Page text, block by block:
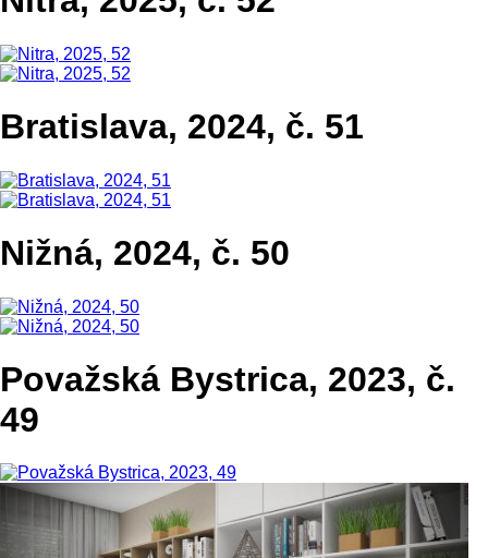
Bratislava, 2024, č. 51
Nižná, 2024, č. 50
Považská Bystrica, 2023, č.
49